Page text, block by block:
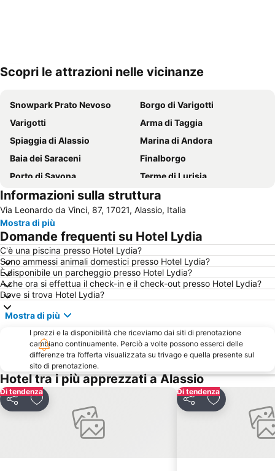
Espandi mappa
Scopri le attrazioni nelle vicinanze
Snowpark Prato Nevoso
Borgo di Varigotti
Varigotti
Arma di Taggia
Spiaggia di Alassio
Marina di Andora
Baia dei Saraceni
Finalborgo
Porto di Savona
Terme di Lurisia
Pista Ciclabile
Lido di Loano
Lido Spotorno
Stazione Ferroviaria San Remo
Festival di Sanremo
Artesina
Bergeggi Lido
Spiaggia di Albissola
Lido di Noli
Casinò di Sanremo
Bordighera Lido
Varigotti
Stazione di Alassio
Finalpia
Celle Ligure Ponente
Lido Albisola Superiore
Viola St Gréé
Sanremo in fiore
Borgo di Noli
Parco Acquatico le Caravelle
Litorale
Spiaggia di Finalmarina
Budello di Alassio
Celle Ligure Levante
Lungomare delle Nazioni
Borgo Antico di Borgio Verezzi
Stabilimento Balneare Istituto San Giuseppe
Informazioni sulla struttura
Via Leonardo da Vinci, 87, 17021, Alassio, Italia
Mostra di più
Domande frequenti su Hotel Lydia
C'è una piscina presso Hotel Lydia?
Sono ammessi animali domestici presso Hotel Lydia?
È disponibile un parcheggio presso Hotel Lydia?
A che ora si effettua il check-in e il check-out presso Hotel Lydia?
Dove si trova Hotel Lydia?
Mostra di più
I prezzi e la disponibilità che riceviamo dai siti di prenotazione
cambiano continuamente. Perciò a volte possono esserci delle
differenze tra l’offerta visualizzata su trivago e quella presente sul
sito di prenotazione.
Hotel tra i più apprezzati a Alassio
Di tendenza
CondividiAggiungi ai preferiti
Di tendenza
CondividiAggiungi ai